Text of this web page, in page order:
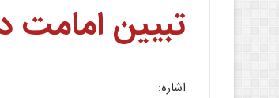
تبیین امامت
اشاره: